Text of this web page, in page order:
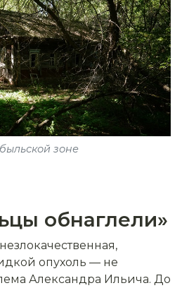
зоне
обнаглели»
опухоль — не
Александра Ильича. До